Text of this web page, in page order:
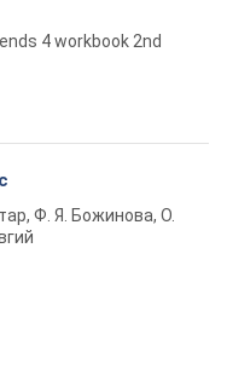
4 workbook 2nd
Ф. Я. Божинова, О.